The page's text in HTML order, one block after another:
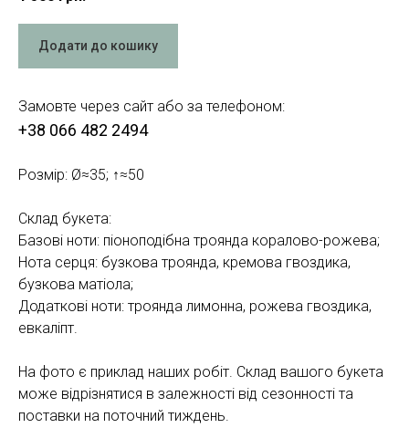
Додати до кошику
Замовте через сайт або за телефоном:
+38 066 482 2494
Розмір: Ø≈35; ↑≈50
Склад букета:
Базові ноти: піоноподібна троянда коралово-рожева;
Нота серця: бузкова троянда, кремова гвоздика,
бузкова матіола;
Додаткові ноти: троянда лимонна, рожева гвоздика,
евкаліпт.
На фото є приклад наших робіт. Склад вашого букета
може відрізнятися в залежності від сезонності та
поставки на поточний тиждень.